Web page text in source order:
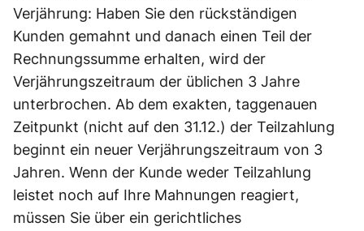
Verjährung: Haben Sie den rückständigen
Kunden gemahnt und danach einen Teil der
Rechnungssumme erhalten, wird der
Verjährungszeitraum der üblichen 3 Jahre
unterbrochen. Ab dem exakten, taggenauen
Zeitpunkt (nicht auf den 31.12.) der Teilzahlung
beginnt ein neuer Verjährungszeitraum von 3
Jahren. Wenn der Kunde weder Teilzahlung
leistet noch auf Ihre Mahnungen reagiert,
müssen Sie über ein gerichtliches